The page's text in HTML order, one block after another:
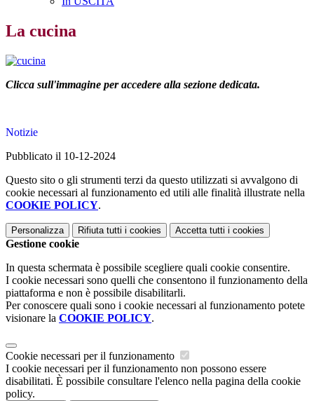
La cucina
Clicca sull'immagine per accedere alla sezione dedicata.
Notizie
Pubblicato il 10-12-2024
Questo sito o gli strumenti terzi da questo utilizzati si avvalgono di
cookie necessari al funzionamento ed utili alle finalità illustrate nella
COOKIE POLICY.
Personalizza Rifiuta tutti i cookies Accetta tutti i cookies
Gestione cookie
In questa schermata è possibile scegliere quali cookie consentire.
I cookie necessari sono quelli che consentono il funzionamento della
piattaforma e non è possibile disabilitarli.
Per conoscere quali sono i cookie necessari al funzionamento potete
visionare la COOKIE POLICY.
Cookie necessari per il funzionamento
I cookie necessari per il funzionamento non possono essere
disabilitati. È possibile consultare l'elenco nella pagina della cookie
policy.